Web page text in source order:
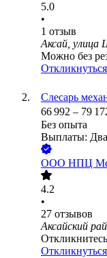
5.0
•
1 отзыв
Аксай, улица
Можно без
Откликнуться
Слесарь
66 992 – 79
Без опыта
Выплаты: Два
ООО НПЦ
4.2
•
27 отзывов
Аксайский
Откликнуться